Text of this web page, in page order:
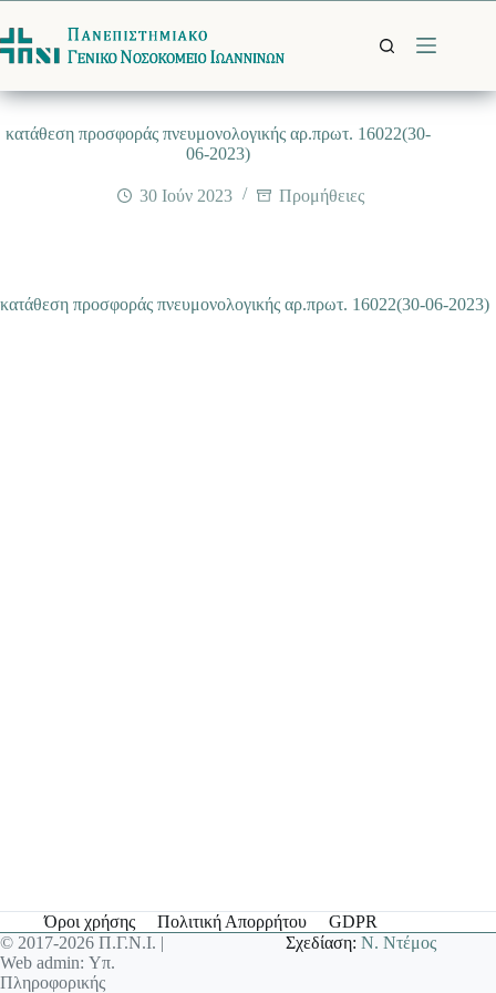
στο
περιεχόμενο
κατάθεση προσφοράς πνευμονολογικής αρ.πρωτ. 16022(30-
06-2023)
30 Ιούν 2023 Προμήθειες
κατάθεση προσφοράς πνευμονολογικής αρ.πρωτ. 16022(30-06-2023)
Όροι χρήσης Πολιτική Απορρήτου
GDPR
© 2017-2026 Π.Γ.Ν.Ι. |
Web admin: Υπ.
Πληροφορικής
Σχεδίαση:Ν. Ντέμος